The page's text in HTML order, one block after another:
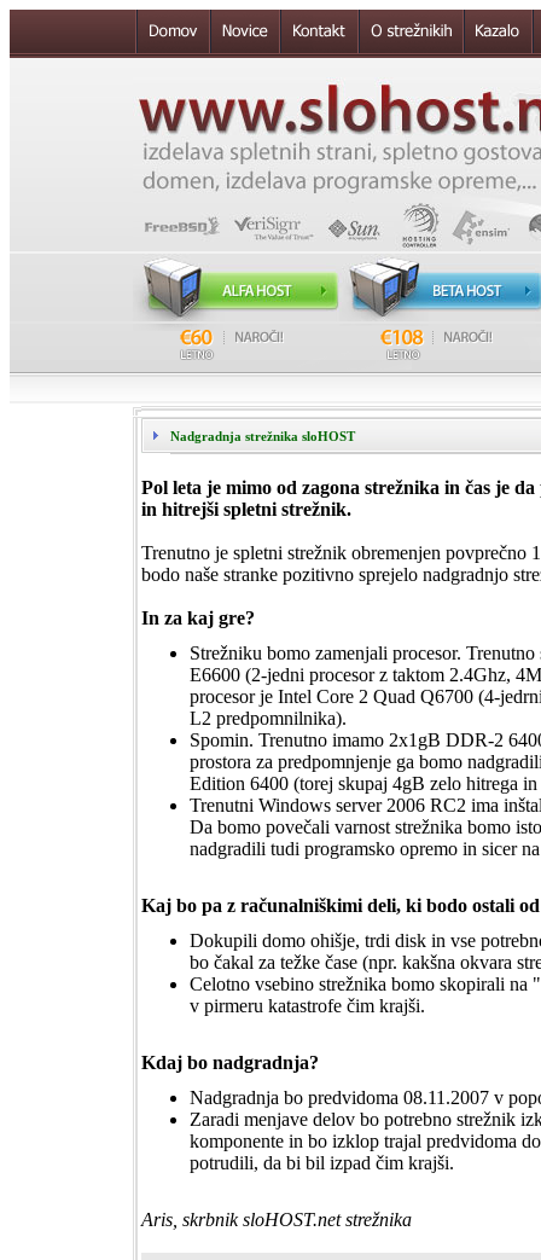
Nadgradnja strežnika sloHOST
Pol leta je mimo od zagona strežnika in čas je
in hitrejši spletni strežnik.
Trenutno je spletni strežnik obremenjen povprečno
bodo naše stranke pozitivno sprejelo nadgradnjo
In za kaj gre?
Strežniku bomo zamenjali procesor.
E6600 (2-jedni procesor z taktom 2.4Ghz,
procesor je Intel Core 2 Quad Q6700 (4-
L2 predpomnilnika).
Spomin. Trenutno imamo 2x1gB DDR-2
prostora za predpomnjenje ga bomo
Edition 6400 (torej skupaj 4gB zelo hitrega
Trenutni Windows server 2006 RC2 ima
Da bomo povečali varnost strežnika bomo
nadgradili tudi programsko opremo in sicer
Kaj bo pa z računalniškimi deli, ki bodo ostali
Dokupili domo ohišje, trdi disk in vse
bo čakal za težke čase (npr. kakšna okvara
Celotno vsebino strežnika bomo skopirali na
v pirmeru katastrofe čim krajši.
Kdaj bo nadgradnja?
Nadgradnja bo predvidoma 08.11.2007 v
Zaradi menjave delov bo potrebno strežnik
komponente in bo izklop trajal predvidoma
potrudili, da bi bil izpad čim krajši.
Aris, skrbnik sloHOST.net strežnika